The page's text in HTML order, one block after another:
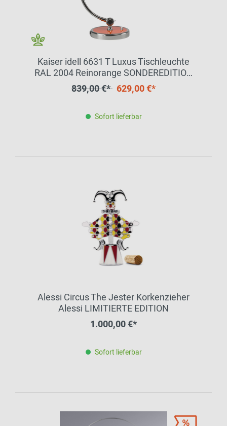
Kaiser idell 6631 T Luxus Tischleuchte
RAL 2004 Reinorange SONDEREDITION
Fritz Hansen
839,00 €* 629,00 €*
Sofort lieferbar
Alessi Circus The Jester Korkenzieher
Alessi LIMITIERTE EDITION
1.000,00 €*
Sofort lieferbar